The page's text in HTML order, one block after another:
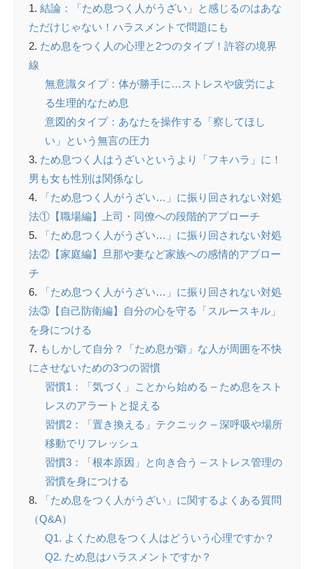
結論：「ため息つく人がうざい」と感じるのはあな
ただけじゃない！ハラスメントで問題にも
ため息をつく人の心理と2つのタイプ！許容の境界
線
無意識タイプ：体が勝手に…ストレスや疲労によ
る生理的なため息
意図的タイプ：あなたを操作する「察してほし
い」という無言の圧力
ため息つく人はうざいというより「フキハラ」に！
男も女も性別は関係なし
「ため息つく人がうざい…」に振り回されない対処
法①【職場編】上司・同僚への段階的アプローチ
「ため息つく人がうざい…」に振り回されない対処
法②【家庭編】旦那や妻など家族への感情的アプロー
チ
「ため息つく人がうざい…」に振り回されない対処
法③【自己防衛編】自分の心を守る「スルースキル」
を身につける
もしかして自分？「ため息が癖」な人が周囲を不快
にさせないための3つの習慣
習慣1：「気づく」ことから始める – ため息をスト
レスのアラートと捉える
習慣2：「置き換える」テクニック – 深呼吸や場所
移動でリフレッシュ
習慣3：「根本原因」と向き合う – ストレス管理の
習慣を身につける
「ため息をつく人がうざい」に関するよくある質問
（Q&A）
Q1. よくため息をつく人はどういう心理ですか？
Q2. ため息はハラスメントですか？